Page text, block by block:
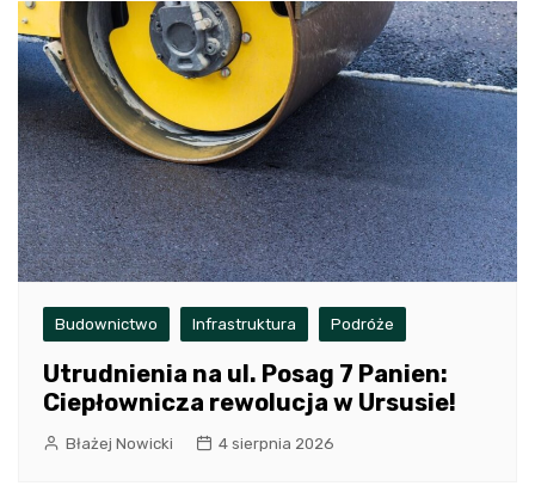
Budownictwo Infrastruktura Podróże
Utrudnienia na ul. Posag 7 Panien:
Ciepłownicza rewolucja w Ursusie!
Błażej Nowicki 4 sierpnia 2026